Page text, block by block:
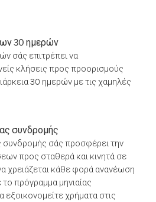
30 ημερών
σάς επιτρέπει να
κλήσεις προς προορισμούς
30 ημερών με τις χαμηλές
συνδρομής
συνδρομής σάς προσφέρει την
προς σταθερά και κινητά σε
χρειάζεται κάθε φορά ανανέωση
πρόγραμμα μηνιαίας
χρήματα στις